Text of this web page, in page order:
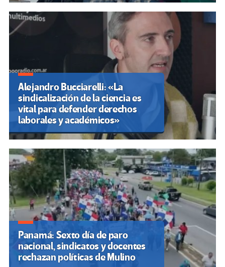
Alejandro Bucciarelli: «La
sindicalización de la ciencia es
vital para defender derechos
laborales y académicos»
Panamá: Sexto día de paro
nacional, sindicatos y docentes
rechazan políticas de Mulino